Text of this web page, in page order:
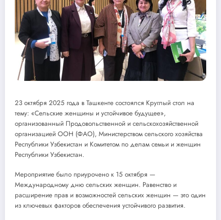
23 октября 2025 года в Ташкенте состоялся Круглый стол на
тему: «Сельские женщины и устойчивое будущее»,
организованный Продовольственной и сельскохозяйственной
организацией ООН (ФАО), Министерством сельского хозяйства
Республики Узбекистан и Комитетом по делам семьи и женщин
Республики Узбекистан.
Мероприятие было приурочено к 15 октября —
Международному дню сельских женщин. Равенство и
расширение прав и возможностей сельских женщин — это один
из ключевых факторов обеспечения устойчивого развития.